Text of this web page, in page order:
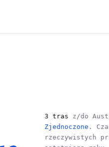
3 tras z/do
Zjednoczone .
rzeczywistych